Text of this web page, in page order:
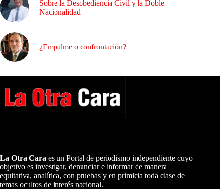
Sobre la Desobediencia Civil y la Doble
Nacionalidad
¿Empalme o confrontación?
La Otra Cara es un Portal de periodismo independiente cuyo
objetivo es investigar, denunciar e informar de manera
equitativa, analítica, con pruebas y en primicia toda clase de
temas ocultos de interés nacional.